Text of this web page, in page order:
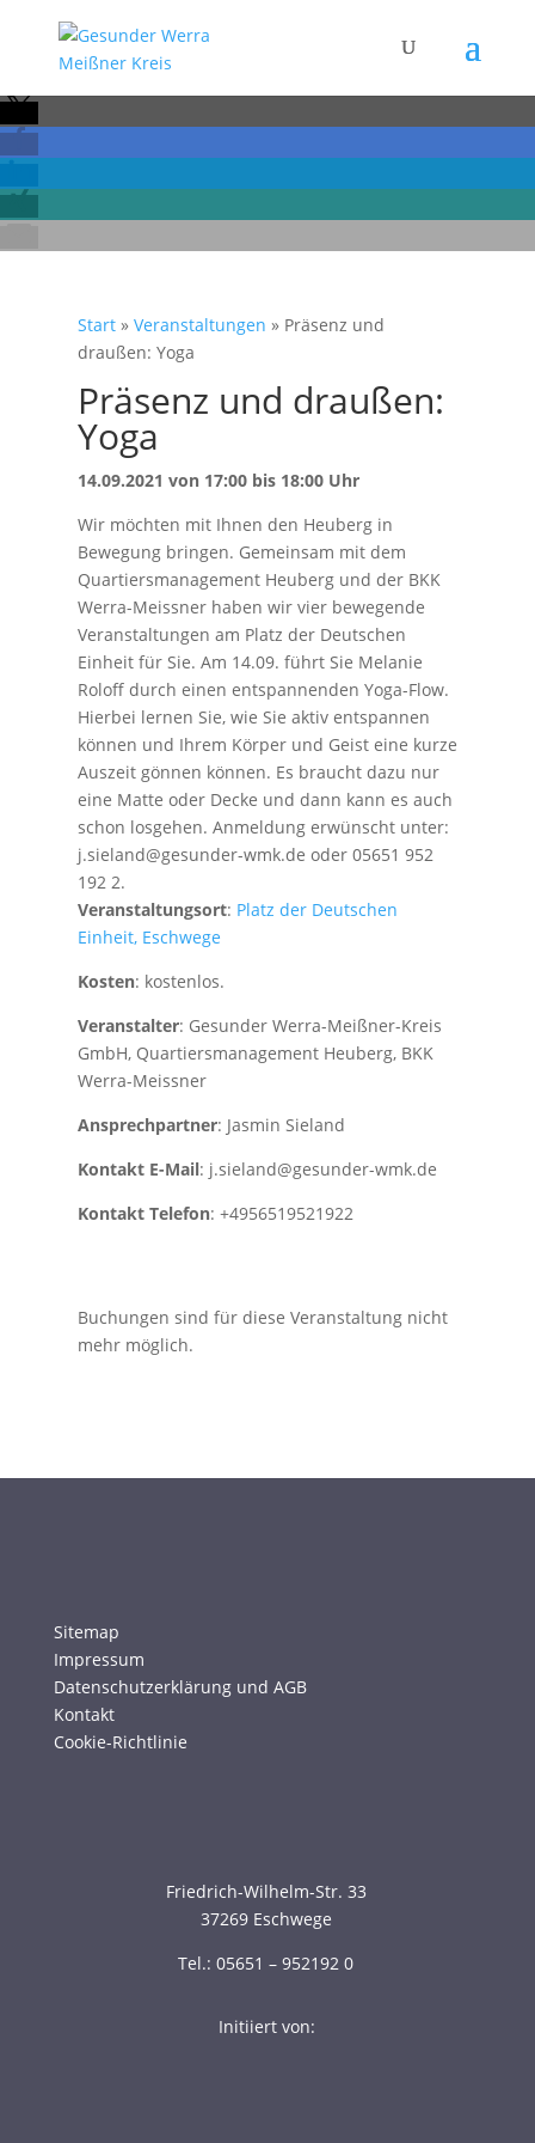
Start » Veranstaltungen » Präsenz und
draußen: Yoga
Präsenz und draußen:
Yoga
14.09.2021 von 17:00 bis 18:00 Uhr
Wir möchten mit Ihnen den Heuberg in
Bewegung bringen. Gemeinsam mit dem
Quartiersmanagement Heuberg und der BKK
Werra-Meissner haben wir vier bewegende
Veranstaltungen am Platz der Deutschen
Einheit für Sie. Am 14.09. führt Sie Melanie
Roloff durch einen entspannenden Yoga-Flow.
Hierbei lernen Sie, wie Sie aktiv entspannen
können und Ihrem Körper und Geist eine kurze
Auszeit gönnen können. Es braucht dazu nur
eine Matte oder Decke und dann kann es auch
schon losgehen. Anmeldung erwünscht unter:
j.sieland@gesunder-wmk.de oder 05651 952
192 2.
Veranstaltungsort: Platz der Deutschen
Einheit, Eschwege
Kosten: kostenlos.
Veranstalter: Gesunder Werra-Meißner-Kreis
GmbH, Quartiersmanagement Heuberg, BKK
Werra-Meissner
Ansprechpartner: Jasmin Sieland
Kontakt E-Mail: j.sieland@gesunder-wmk.de
Kontakt Telefon: +4956519521922
Buchungen sind für diese Veranstaltung nicht
mehr möglich.
Sitemap
Impressum
Datenschutzerklärung und AGB
Kontakt
Cookie-Richtlinie
Friedrich-Wilhelm-Str. 33
37269 Eschwege
Tel.: 05651 – 952192 0
Initiiert von: